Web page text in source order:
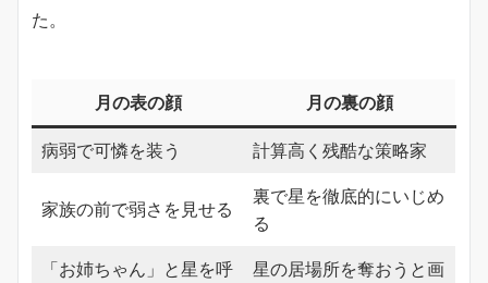
た。
月の表の顔 月の裏の顔
病弱で可憐を装う 計算高く残酷な策略家
家族の前で弱さを見せる
裏で星を徹底的にいじめ
る
「お姉ちゃん」と星を呼
星の居場所を奪おうと画